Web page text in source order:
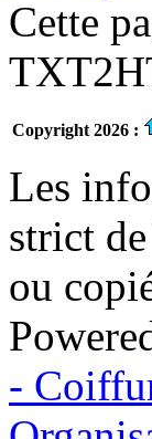
Cette
Copyright 2026 :
Les
strict de
ou
-